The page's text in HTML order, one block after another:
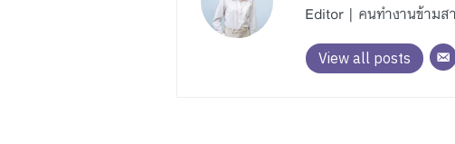
Editor | คนทำงานข้าม
View all posts